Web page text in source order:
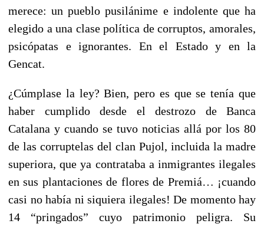
merece: un pueblo pusilánime e indolente que ha
elegido a una clase política de corruptos, amorales,
psicópatas e ignorantes. En el Estado y en la
Gencat.
¿Cúmplase la ley? Bien, pero es que se tenía que
haber cumplido desde el destrozo de Banca
Catalana y cuando se tuvo noticias allá por los 80
de las corruptelas del clan Pujol, incluida la madre
superiora, que ya contrataba a inmigrantes ilegales
en sus plantaciones de flores de Premiá… ¡cuando
casi no había ni siquiera ilegales! De momento hay
14 “pringados” cuyo patrimonio peligra. Su